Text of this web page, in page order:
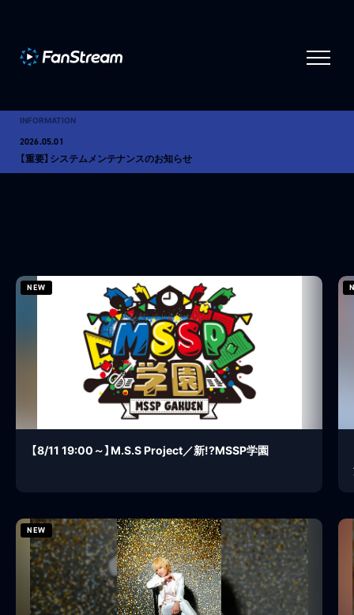
ログイン 会員登録
MY PAGE
INFORMATION
PROGRAM 販売情報
INFORMATION
2026.05.01
【重要】システムメンテナンスのお知らせ
NEW
【8/11 19:00～】M.S.S Project／新!?MSSP学園
NEW